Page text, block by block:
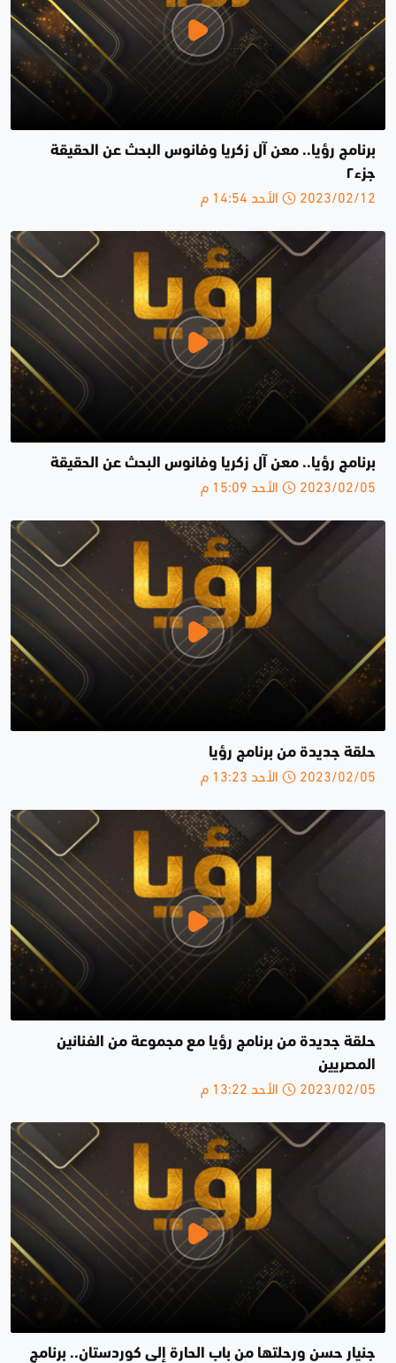
برنامج رؤيا.. معن آل زكريا وفانوس البحث عن الحقيقة
جزء٢
2023/02/12 الأحد 14:54 م
برنامج رؤيا.. معن آل زكريا وفانوس البحث عن الحقيقة
2023/02/05 الأحد 15:09 م
حلقة جديدة من برنامج رؤيا
2023/02/05 الأحد 13:23 م
حلقة جديدة من برنامج رؤيا مع مجموعة من الفنانين
المصريين
2023/02/05 الأحد 13:22 م
جنيار حسن ورحلتها من باب الحارة إلى كوردستان.. برنامج